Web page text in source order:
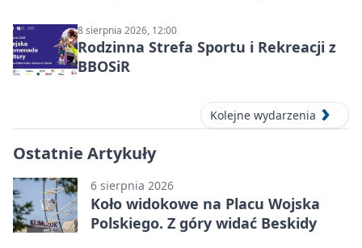
8 sierpnia 2026, 12:00
Rodzinna Strefa Sportu i Rekreacji z
BBOSiR
Kolejne wydarzenia
Ostatnie Artykuły
6 sierpnia 2026
Koło widokowe na Placu Wojska
Polskiego. Z góry widać Beskidy